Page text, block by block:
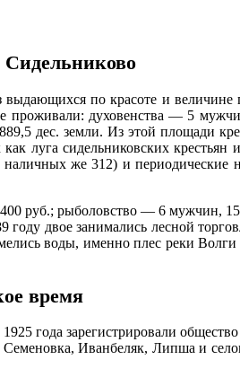
Сидельниково
по красоте и величине
проживали: духовенства — 5
дес. земли. Из этой площади
луга сидельниковских
же 312) и
руб.; рыболовство — 6 мужчин,
двое занимались лесной
воды, именно плес реки
время
года зарегистрировали
Иванбеляк, Липша и